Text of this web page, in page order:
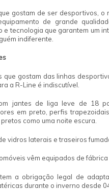
gostam de ser desportivos, o
de grande
e tecnologia que garantem um
indiferente.
que gostam das linhas
a R-Line é indiscutível.
jantes de liga leve de 18
em preto, perfis
como uma noite escura.
vidros laterais e traseiros
vêm equipados de fábrica
a obrigação legal de
durante o inverno desde